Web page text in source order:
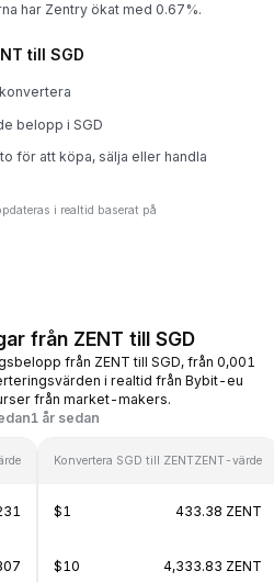
har Zentry ökat med 0.67%.
till SGD
belopp i SGD
för att köpa, sälja eller handla
i realtid baserat på
från ZENT till SGD
från ZENT till SGD, från 0,001
i realtid från Bybit-eu
från market-makers.
1 år sedan
Konvertera SGD till ZENTZENT-värde
$1 433.38 ZENT
$10 4,333.83 ZENT